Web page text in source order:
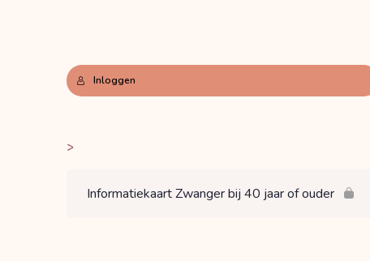
Inloggen
>
Informatiekaart Zwanger bij 40 jaar of ouder